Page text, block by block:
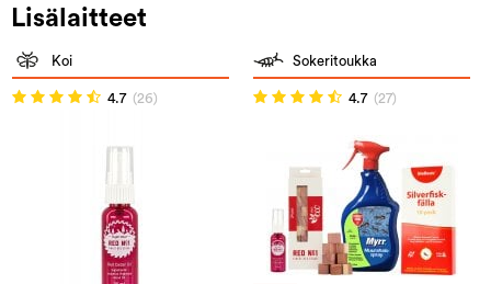
Lisälaitteet
Koi
4.7 (26)
Sokeritoukka
4.7 (27)